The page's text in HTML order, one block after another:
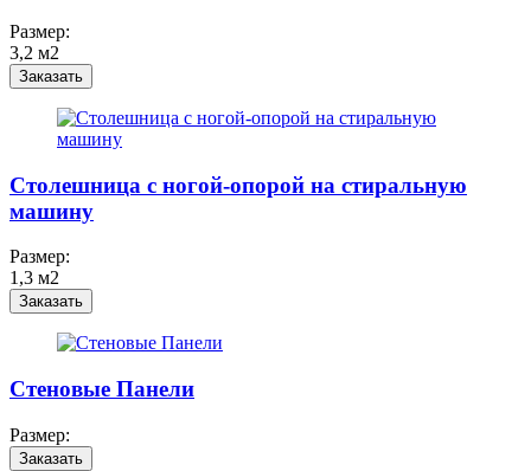
Размер:
3,2 м2
Заказать
Столешница c ногой-опорой на стиральную
машину
Размер:
1,3 м2
Заказать
Стеновые Панели
Размер:
Заказать